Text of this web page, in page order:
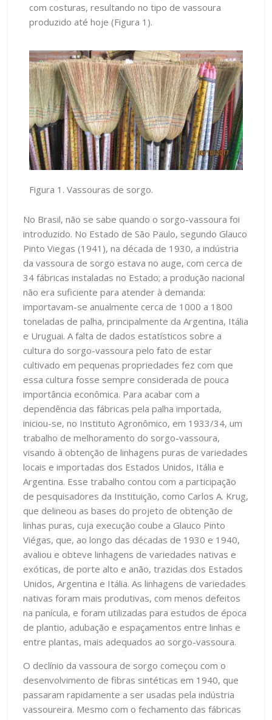
com costuras, resultando no tipo de vassoura
produzido até hoje (Figura 1).
Figura 1. Vassouras de sorgo.
No Brasil, não se sabe quando o sorgo-vassoura foi
introduzido. No Estado de São Paulo, segundo Glauco
Pinto Viegas (1941), na década de 1930, a indústria
da vassoura de sorgo estava no auge, com cerca de
34 fábricas instaladas no Estado; a produção nacional
não era suficiente para atender à demanda:
importavam-se anualmente cerca de 1000 a 1800
toneladas de palha, principalmente da Argentina, Itália
e Uruguai. A falta de dados estatísticos sobre a
cultura do sorgo-vassoura pelo fato de estar
cultivado em pequenas propriedades fez com que
essa cultura fosse sempre considerada de pouca
importância econômica. Para acabar com a
dependência das fábricas pela palha importada,
iniciou-se, no Instituto Agronômico, em 1933/34, um
trabalho de melhoramento do sorgo-vassoura,
visando à obtenção de linhagens puras de variedades
locais e importadas dos Estados Unidos, Itália e
Argentina. Esse trabalho contou com a participação
de pesquisadores da Instituição, como Carlos A. Krug,
que delineou as bases do projeto de obtenção de
linhas puras, cuja execução coube a Glauco Pinto
Viégas, que, ao longo das décadas de 1930 e 1940,
avaliou e obteve linhagens de variedades nativas e
exóticas, de porte alto e anão, trazidas dos Estados
Unidos, Argentina e Itália. As linhagens de variedades
nativas foram mais produtivas, com menos defeitos
na panícula, e foram utilizadas para estudos de época
de plantio, adubação e espaçamentos entre linhas e
entre plantas, mais adequados ao sorgo-vassoura.
O declínio da vassoura de sorgo começou com o
desenvolvimento de fibras sintéticas em 1940, que
passaram rapidamente a ser usadas pela indústria
vassoureira. Mesmo com o fechamento das fábricas